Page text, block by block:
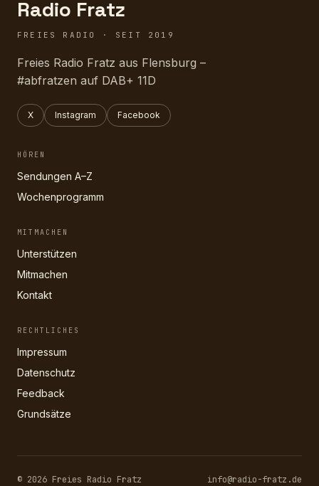
Radio Fratz
FREIES RADIO · SEIT 2019
Freies Radio Fratz aus Flensburg –
#abfratzen auf DAB+ 11D
X Instagram Facebook
HÖREN
Sendungen A–Z
Wochenprogramm
MITMACHEN
Unterstützen
Mitmachen
Kontakt
RECHTLICHES
Impressum
Datenschutz
Feedback
Grundsätze
© 2026 Freies Radio Fratz info@radio-fratz.de